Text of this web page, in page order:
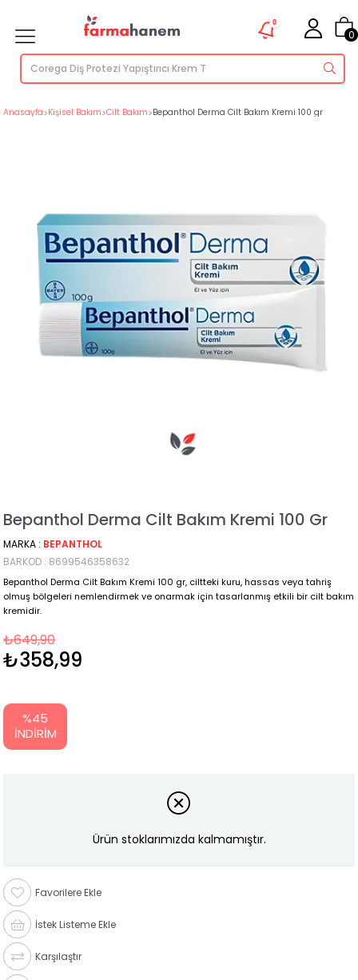
0
0
Anasayfa>Kişisel Bakım>Cilt Bakım>Bepanthol Derma Cilt Bakım Kremi 100 gr
Bepanthol Derma Cilt Bakım Kremi 100 Gr
MARKA : BEPANTHOL
BARKOD : 8699546358632
Bepanthol Derma Cilt Bakım Kremi 100 gr, ciltteki kuru, hassas veya tahriş
olmuş bölgeleri nemlendirmek ve onarmak için tasarlanmış etkili bir cilt bakım
kremidir.
₺649,90
₺358,99
%45
İNDIRIM
Ürün stoklarımızda kalmamıştır.
Favorilere Ekle
İstek Listeme Ekle
Karşılaştır